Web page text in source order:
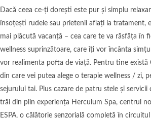
Dacă ceea ce-ți dorești este pur și simplu
însoțești rudele sau prietenii aflați la tratament,
mai plăcută vacanță – cea care te va răsfăța în
wellness suprinzătoare, care îți vor încânta
vor realimenta pofta de viață. Pentru tine există
din care vei putea alege o terapie wellness / zi,
sejurului tai. Plus cazare de patru stele și servicii
trăi din plin experiența Herculum Spa, centrul
ESPA, o călătorie senzorială completă în